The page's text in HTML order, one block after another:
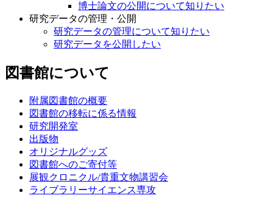
博士論文の公開について知りたい
研究データの管理・公開
研究データの管理について知りたい
研究データを公開したい
図書館について
附属図書館の概要
図書館の移転に係る情報
研究開発室
出版物
オリジナルグッズ
図書館へのご寄付等
展観クロニクル/貴重文物講習会
ライブラリーサイエンス専攻